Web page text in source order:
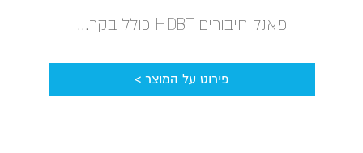
פאנל חיבורים HDBT כולל בקר...
פירוט על המוצר >